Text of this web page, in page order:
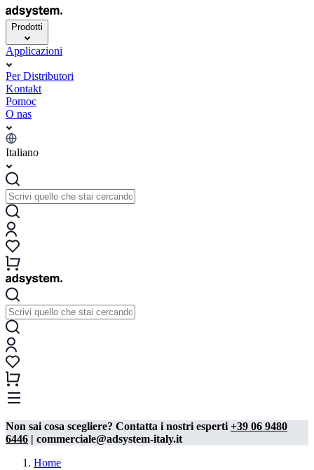
Prodotti
Applicazioni
Per Distributori
Kontakt
Pomoc
O nas
Italiano
Non sai cosa scegliere? Contatta i nostri esperti +39 06 9480
6446 | commerciale@adsystem-italy.it
Home